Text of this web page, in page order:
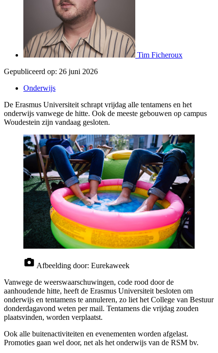
Tim Ficheroux
Gepubliceerd op: 26 juni 2026
Onderwijs
De Erasmus Universiteit schrapt vrijdag alle tentamens en het
onderwijs vanwege de hitte. Ook de meeste gebouwen op campus
Woudestein zijn vandaag gesloten.
Afbeelding door: Eurekaweek
Vanwege de weerswaarschuwingen, code rood door de
aanhoudende hitte, heeft de Erasmus Universiteit besloten om
onderwijs en tentamens te annuleren, zo liet het College van Bestuur
donderdagavond weten per mail. Tentamens die vrijdag zouden
plaatsvinden, worden verplaatst.
Ook alle buitenactiviteiten en evenementen worden afgelast.
Promoties gaan wel door, net als het onderwijs van de RSM bv.